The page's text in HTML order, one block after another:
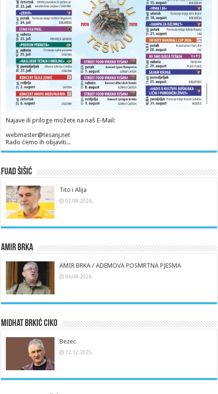
Najave ili priloge možete na naš E-Mail:
webmaster@tesanj.net
Rado ćemo ih objaviti...
Fuad Šišić
Tito i Alija
02.08.2026.
Amir Brka
AMIR BRKA / ADEMOVA POSMRTNA PJESMA
06.08.2026.
Midhat Brkić Ciko
Bezec
12.12.2025.